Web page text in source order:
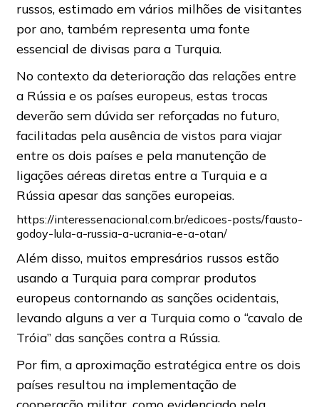
russos, estimado em vários milhões de visitantes
por ano, também representa uma fonte
essencial de divisas para a Turquia.
No contexto da deterioração das relações entre
a Rússia e os países europeus, estas trocas
deverão sem dúvida ser reforçadas no futuro,
facilitadas pela ausência de vistos para viajar
entre os dois países e pela manutenção de
ligações aéreas diretas entre a Turquia e a
Rússia apesar das sanções europeias.
https://interessenacional.com.br/edicoes-posts/fausto-
godoy-lula-a-russia-a-ucrania-e-a-otan/
Além disso, muitos empresários russos estão
usando a Turquia para comprar produtos
europeus contornando as sanções ocidentais,
levando alguns a ver a Turquia como o “cavalo de
Tróia” das sanções contra a Rússia.
Por fim, a aproximação estratégica entre os dois
países resultou na implementação de